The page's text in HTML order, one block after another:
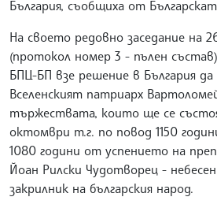
България, съобщиха от
На своето редовно заседание на
(протокол номер 3 - пълен
БПЦ-БП взе решение в България да
Вселенският патриарх
тържествата, които ще се
октомври т.г. по повод 1150
1080 години от успението на
Йоан Рилски Чудотворец -
закрилник на българския народ.